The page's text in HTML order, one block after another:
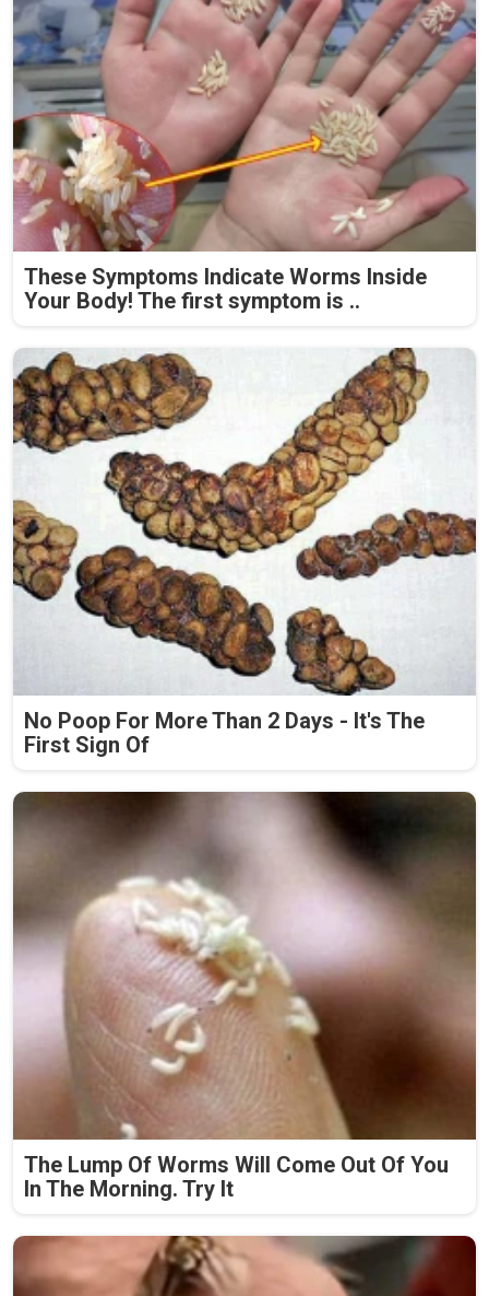
These Symptoms Indicate Worms Inside
Your Body! The first symptom is ..
No Poop For More Than 2 Days - It's The
First Sign Of
The Lump Of Worms Will Come Out Of You
In The Morning. Try It